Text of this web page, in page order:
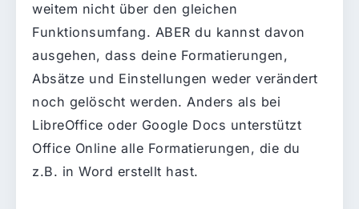
weitem nicht über den gleichen
Funktionsumfang. ABER du kannst davon
ausgehen, dass deine Formatierungen,
Absätze und Einstellungen weder verändert
noch gelöscht werden. Anders als bei
LibreOffice oder Google Docs unterstützt
Office Online alle Formatierungen, die du
z.B. in Word erstellt hast.